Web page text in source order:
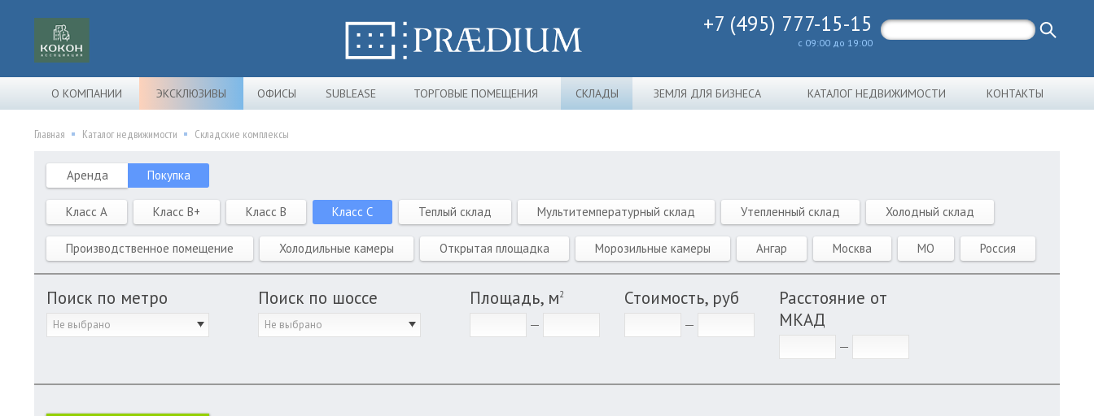
+7 (495) 777-15-15
с 09:00 до 19:00
О КОМПАНИИ ЭКСКЛЮЗИВЫ ОФИСЫ SUBLEASE ТОРГОВЫЕ ПОМЕЩЕНИЯ СКЛАДЫ ЗЕМЛЯ ДЛЯ БИЗНЕСА КАТАЛОГ НЕДВИЖИМОСТИ КОНТАКТЫ
Главная Каталог недвижимости Складские комплексы
Аренда Покупка
Класс A Класс B+ Класс B Класс C Теплый склад Мультитемпературный склад Утепленный склад Холодный склад
Производственное помещение Холодильные камеры Открытая площадка Морозильные камеры Ангар Москва МО Россия
Поиск по метро
Не выбрано
Поиск по шоссе
Не выбрано
Площадь, м2 Стоимость, руб
Расстояние от
МКАД